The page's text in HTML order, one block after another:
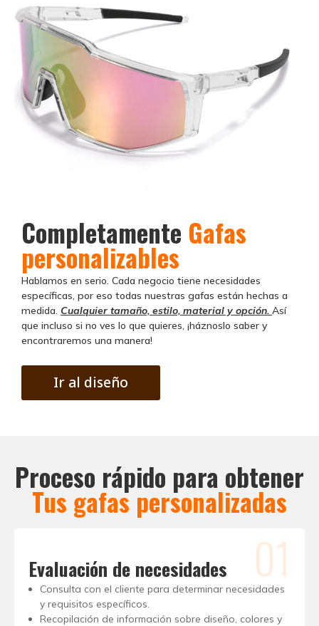
Completamente Gafas
personalizables
Hablamos en serio. Cada negocio tiene necesidades
específicas, por eso todas nuestras gafas están hechas a
medida. Cualquier tamaño, estilo, material y opción. Así
que incluso si no ves lo que quieres, ¡háznoslo saber y
encontraremos una manera!
Ir al diseño
Proceso rápido para obtener
Tus gafas personalizadas
01
Evaluación de necesidades
Consulta con el cliente para determinar necesidades
y requisitos específicos.
Recopilación de información sobre diseño, colores y